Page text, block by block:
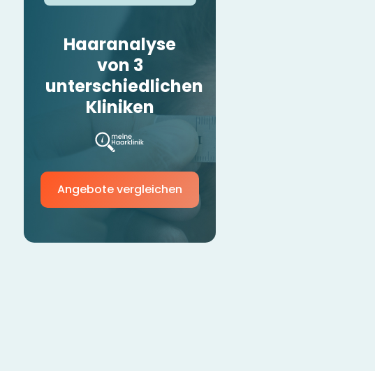
Haaranalyse
von 3
unterschiedlichen
Kliniken
Angebote vergleichen